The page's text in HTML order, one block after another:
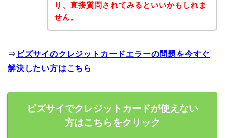
り、直接質問されてみるといいかもしれま
せん。
⇒ ビズサイのクレジットカードエラーの問題を今すぐ
解決したい方はこちら
ビズサイでクレジットカードが使えない
方はこちらをクリック